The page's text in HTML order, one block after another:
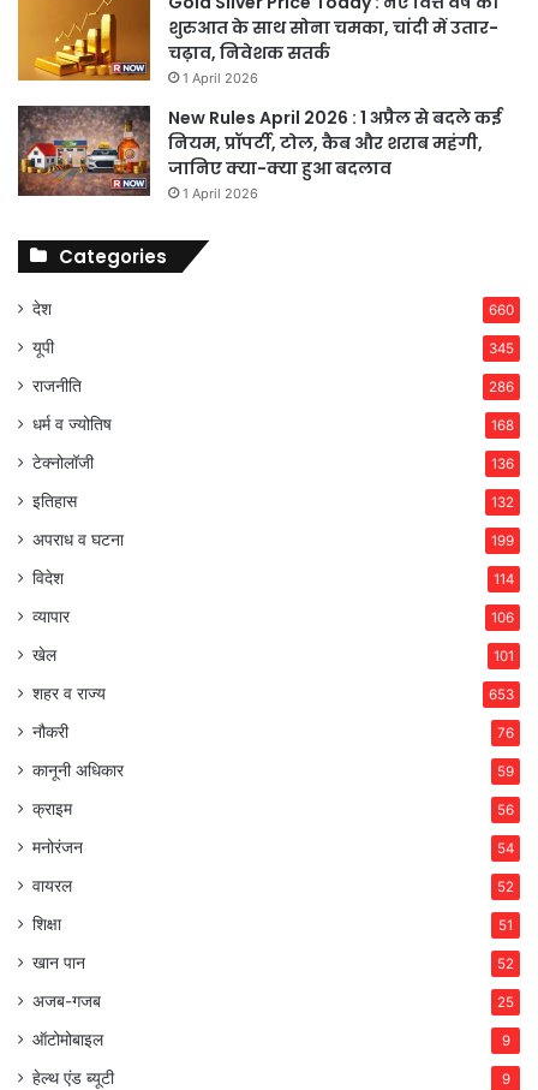
शुरुआत के साथ सोना चमका, चांदी में उतार-
चढ़ाव, निवेशक सतर्क
1 April 2026
New Rules April 2026 : 1 अप्रैल से बदले कई
नियम, प्रॉपर्टी, टोल, कैब और शराब महंगी,
जानिए क्या-क्या हुआ बदलाव
1 April 2026
Categories
देश 660
यूपी 345
राजनीति 286
धर्म व ज्योतिष 168
टेक्नोलॉजी 136
इतिहास 132
अपराध व घटना 199
विदेश 114
व्यापार 106
खेल 101
शहर व राज्य 653
नौकरी 76
कानूनी अधिकार 59
क्राइम 56
मनोरंजन 54
वायरल 52
शिक्षा 51
खान पान 52
अजब-गजब 25
ऑटोमोबाइल 9
हेल्थ एंड ब्यूटी 9